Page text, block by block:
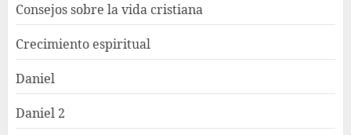
Consejos sobre la vida cristiana
Crecimiento espiritual
Daniel
Daniel 2